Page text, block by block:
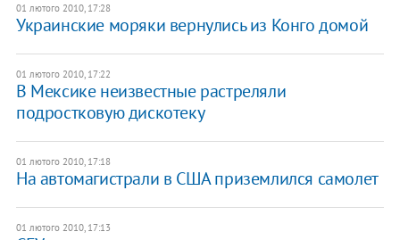
01 лютого 2010, 17:28
Украинские моряки вернулись из Конго домой
01 лютого 2010, 17:22
В Мексике неизвестные растреляли
подростковую дискотеку
01 лютого 2010, 17:18
На автомагистрали в США приземлился самолет
01 лютого 2010, 17:13